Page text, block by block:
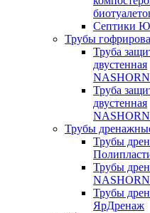
Септики
Трубы
Труба
двустенная
NASHORN
Труба
двустенная
NASHORN
Трубы
Трубы
Трубы
NASHORN
Трубы
ЯрДренаж